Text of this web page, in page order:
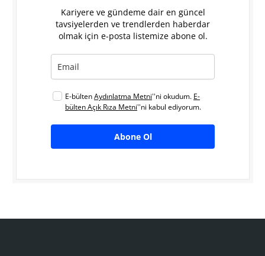
Kariyere ve gündeme dair en güncel
tavsiyelerden ve trendlerden haberdar
olmak için e-posta listemize abone ol.
E-bültenAydınlatma Metni''ni okudum. E-
bülten Açık Rıza Metni''ni kabul ediyorum.
Abone Ol